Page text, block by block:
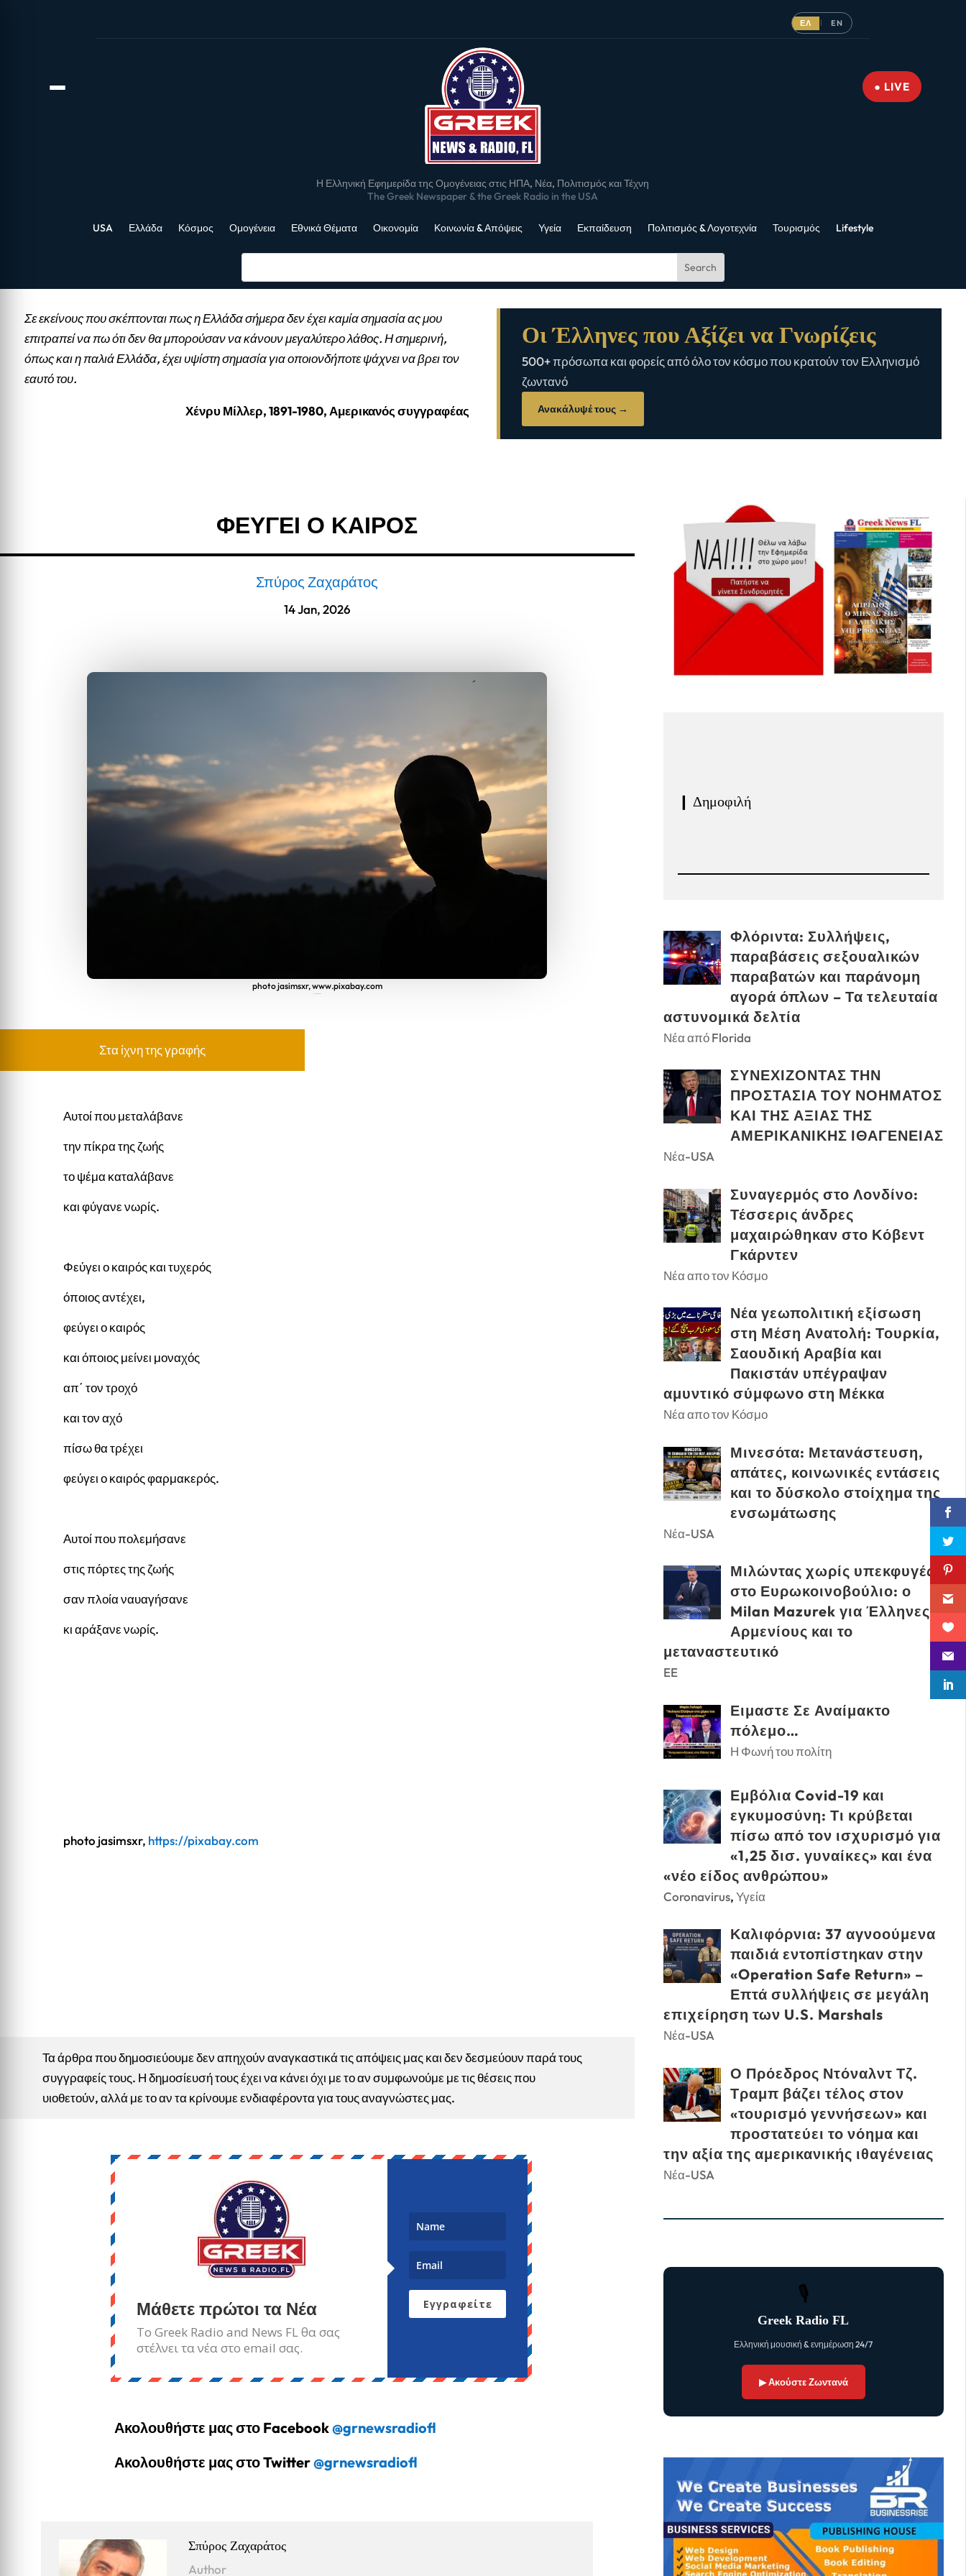
ΕΛ | EN
Η Ελληνική Εφημερίδα της Ομογένειας στις ΗΠΑ, Νέα, Πολιτισμός και Τέχνη
The Greek Newspaper & the Greek Radio in the USA
● LIVE
USA Ελλάδα Κόσμος Ομογένεια Εθνικά Θέματα Οικονομία Κοινωνία & Απόψεις Υγεία Εκπαίδευση Πολιτισμός & Λογοτεχνία Τουρισμός Lifestyle
Σε εκείνους που σκέπτονται πως η Ελλάδα σήμερα δεν έχει καμία σημασία ας μου
επιτραπεί να πω ότι δεν θα μπορούσαν να κάνουν μεγαλύτερο λάθος. Η σημερινή,
όπως και η παλιά Ελλάδα, έχει υψίστη σημασία για οποιονδήποτε ψάχνει να βρει τον
εαυτό του.
Χένρυ Μίλλερ, 1891-1980, Αμερικανός συγγραφέας
Οι Έλληνες που Αξίζει να Γνωρίζεις
500+ πρόσωπα και φορείς από όλο τον κόσμο που κρατούν τον Ελληνισμό
ζωντανό
Ανακάλυψέ τους →
ΦΕΥΓΕΙ Ο ΚΑΙΡΟΣ
Σπύρος Ζαχαράτος
14 Jan, 2026
photo jasimsxr, www.pixabay.com
Στα ίχνη της γραφής
Αυτοί που μεταλάβανε
την πίκρα της ζωής
το ψέμα καταλάβανε
και φύγανε νωρίς.
Φεύγει ο καιρός και τυχερός
όποιος αντέχει,
φεύγει ο καιρός
και όποιος μείνει μοναχός
απ΄ τον τροχό
και τον αχό
πίσω θα τρέχει
φεύγει ο καιρός φαρμακερός.
Αυτοί που πολεμήσανε
στις πόρτες της ζωής
σαν πλοία ναυαγήσανε
κι αράξανε νωρίς.
photo jasimsxr, https://pixabay.com
Τα άρθρα που δημοσιεύουμε δεν απηχούν αναγκαστικά τις απόψεις μας και δεν δεσμεύουν παρά τους
συγγραφείς τους. Η δημοσίευσή τους έχει να κάνει όχι με το αν συμφωνούμε με τις θέσεις που
υιοθετούν, αλλά με το αν τα κρίνουμε ενδιαφέροντα για τους αναγνώστες μας.
Μάθετε πρώτοι τα Νέα
Το Greek Radio and News FL θα σας
στέλνει τα νέα στο email σας.
Εγγραφείτε
Ακολουθήστε μας στο Facebook@grnewsradiofl
Ακολουθήστε μας στο Twitter@grnewsradiofl
Σπύρος Ζαχαράτος
Author
❙ Δημοφιλή
Φλόριντα: Συλλήψεις,
παραβάσεις σεξουαλικών
παραβατών και παράνομη
αγορά όπλων – Τα τελευταία
αστυνομικά δελτία
Νέα από Florida
ΣΥΝΕΧΙΖΟΝΤΑΣ ΤΗΝ
ΠΡΟΣΤΑΣΙΑ ΤΟΥ ΝΟΗΜΑΤΟΣ
ΚΑΙ ΤΗΣ ΑΞΙΑΣ ΤΗΣ
ΑΜΕΡΙΚΑΝΙΚΗΣ ΙΘΑΓΕΝΕΙΑΣ
Νέα-USA
Συναγερμός στο Λονδίνο:
Τέσσερις άνδρες
μαχαιρώθηκαν στο Κόβεντ
Γκάρντεν
Νέα απο τον Κόσμο
Νέα γεωπολιτική εξίσωση
στη Μέση Ανατολή: Τουρκία,
Σαουδική Αραβία και
Πακιστάν υπέγραψαν
αμυντικό σύμφωνο στη Μέκκα
Νέα απο τον Κόσμο
Μινεσότα: Μετανάστευση,
απάτες, κοινωνικές εντάσεις
και το δύσκολο στοίχημα της
ενσωμάτωσης
Νέα-USA
Μιλώντας χωρίς υπεκφυγές
στο Ευρωκοινοβούλιο: ο
Milan Mazurek για Έλληνες,
Αρμενίους και το
μεταναστευτικό
EE
Ειμαστε Σε Αναίμακτο
πόλεμο…
Η Φωνή του πολίτη
Εμβόλια Covid-19 και
εγκυμοσύνη: Τι κρύβεται
πίσω από τον ισχυρισμό για
«1,25 δισ. γυναίκες» και ένα
«νέο είδος ανθρώπου»
Coronavirus,Υγεία
Καλιφόρνια: 37 αγνοούμενα
παιδιά εντοπίστηκαν στην
«Operation Safe Return» –
Επτά συλλήψεις σε μεγάλη
επιχείρηση των U.S. Marshals
Νέα-USA
Ο Πρόεδρος Ντόναλντ Τζ.
Τραμπ βάζει τέλος στον
«τουρισμό γεννήσεων» και
προστατεύει το νόημα και
την αξία της αμερικανικής ιθαγένειας
Νέα-USA
🎙
Greek Radio FL
Ελληνική μουσική & ενημέρωση 24/7
▶ Ακούστε Ζωντανά